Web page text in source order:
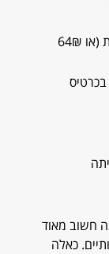
בכרטיס
חשוב מאוד
כאלה